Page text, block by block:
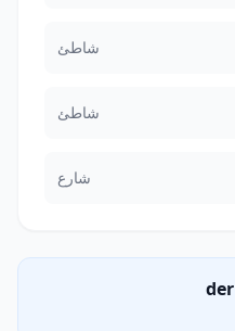
شاطئ
شاطئ
شارع